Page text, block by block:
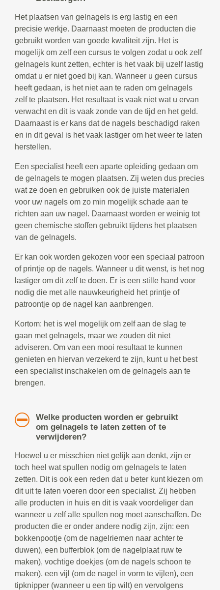
Het plaatsen van gelnagels is erg lastig en een
precisie werkje. Daarnaast moeten de producten die
gebruikt worden van goede kwaliteit zijn. Het is
mogelijk om zelf een cursus te volgen zodat u ook zelf
gelnagels kunt zetten, echter is het vaak bij uzelf lastig
omdat u er niet goed bij kan. Wanneer u geen cursus
heeft gedaan, is het niet aan te raden om gelnagels
zelf te plaatsen. Het resultaat is vaak niet wat u ervan
verwacht en dit is vaak zonde van de tijd en het geld.
Daarnaast is er kans dat de nagels beschadigd raken
en in dit geval is het vaak lastiger om het weer te laten
herstellen.
Een specialist heeft een aparte opleiding gedaan om
de gelnagels te mogen plaatsen. Zij weten dus precies
wat ze doen en gebruiken ook de juiste materialen
voor uw nagels om zo min mogelijk schade aan te
richten aan uw nagel. Daarnaast worden er weinig tot
geen chemische stoffen gebruikt tijdens het plaatsen
van de gelnagels.
Er kan ook worden gekozen voor een speciaal patroon
of printje op de nagels. Wanneer u dit wenst, is het nog
lastiger om dit zelf te doen. Er is een stille hand voor
nodig die met alle nauwkeurigheid het printje of
patroontje op de nagel kan aanbrengen.
Kortom: het is wel mogelijk om zelf aan de slag te
gaan met gelnagels, maar we zouden dit niet
adviseren. Om van een mooi resultaat te kunnen
genieten en hiervan verzekerd te zijn, kunt u het best
een specialist inschakelen om de gelnagels aan te
brengen.
Welke producten worden er gebruikt
om gelnagels te laten zetten of te
verwijderen?
Hoewel u er misschien niet gelijk aan denkt, zijn er
toch heel wat spullen nodig om gelnagels te laten
zetten. Dit is ook een reden dat u beter kunt kiezen om
dit uit te laten voeren door een specialist. Zij hebben
alle producten in huis en dit is vaak voordeliger dan
wanneer u zelf alle spullen nog moet aanschaffen. De
producten die er onder andere nodig zijn, zijn: een
bokkenpootje (om de nagelriemen naar achter te
duwen), een bufferblok (om de nagelplaat ruw te
maken), vochtige doekjes (om de nagels schoon te
maken), een vijl (om de nagel in vorm te vijlen), een
tipknipper (wanneer u een tip wilt) en vervolgens